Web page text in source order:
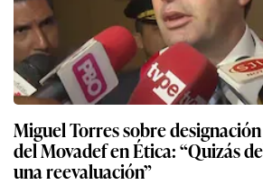
Miguel Torres sobre
del Movadef en Ética: “Quizás
una reevaluación”